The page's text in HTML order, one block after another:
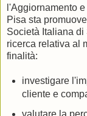
l'Aggiornamento
Pisa sta
Società Italiana
ricerca relativa al
finalità:
investigare
cliente e